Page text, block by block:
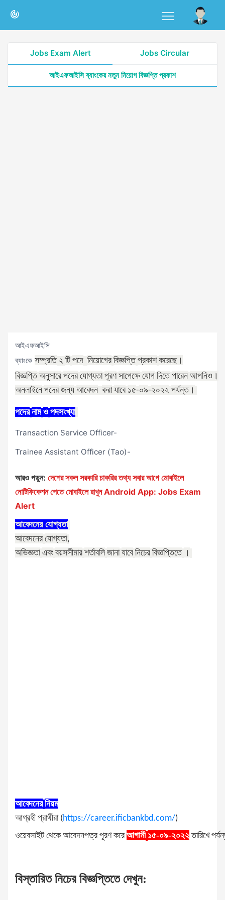
Jobs Exam Alert Jobs Circular
আইএফআইসি ব্যাংকের নতুন নিয়োগ বিজ্ঞপ্তি প্রকাশ
আইএফআইসি
ব্যাংকে সম্প্রতি ২ টি পদে নিয়োগের বিজ্ঞপ্তি প্রকাশ করেছে।
বিজ্ঞপ্তি অনুসারে পদের যোগ্যতা পূরণ সাপেক্ষে যোগ দিতে পারেন আপনিও।
অনলাইনে পদের জন্য আবেদন করা যাবে ১৫-০৯-২০২২ পর্যন্ত।
পদের নাম ও পদসংখ্যা
Transaction Service Officer-
Trainee Assistant Officer (Tao)-
আরও পড়ুন: দেশের সকল সরকারি চাকরির তথ্য সবার আগে মোবাইলে
নোটিফিকেশন পেতে মোবাইলে রাখুন Android App: Jobs Exam
Alert
আবেদনের যোগ্যতা
আবেদনের যোগ্যতা,
অভিজ্ঞতা এবং বয়সসীমার শর্তাবলি জানা যাবে নিচের বিজ্ঞপ্তিতে ।
আবেদনের নিয়ম
আগ্রহী প্রার্থীরা(https://career.ificbankbd.com/)
ওয়েবসাইট থেকে আবেদনপত্র পূরণ করে আগামী ১৫-০৯-২০২২ তারিখে
বিস্তারিত নিচের বিজ্ঞপ্তিতে দেখুন: